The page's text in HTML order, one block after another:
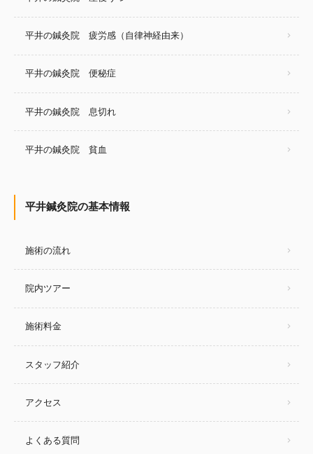
平井の鍼灸院 疲労感（自律神経由来）
平井の鍼灸院 便秘症
平井の鍼灸院 息切れ
平井の鍼灸院 貧血
平井鍼灸院の基本情報
施術の流れ
院内ツアー
施術料金
スタッフ紹介
アクセス
よくある質問